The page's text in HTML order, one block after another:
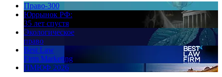
Право-300
Юррынок РФ:
35 лет спустя
Экологическое
право
Best Law
Firm Marketing
ПМЮФ 2026